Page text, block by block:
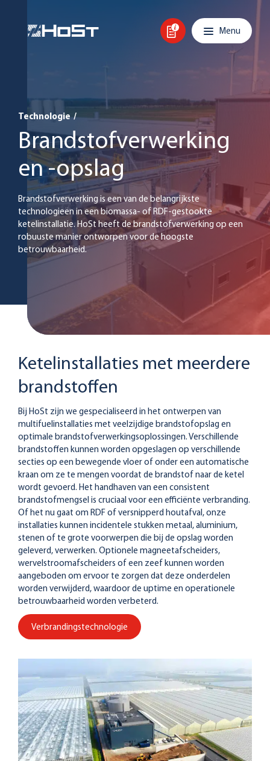
Hoofdnavigatie
Menu
Technologie /
Brandstofverwerking
en -opslag
Brandstofverwerking is een van de belangrijkste
technologieën in een biomassa- of RDF-gestookte
ketelinstallatie. HoSt heeft de brandstofverwerking op een
robuuste manier ontworpen voor de hoogste
betrouwbaarheid.
Ketelinstallaties met meerdere
brandstoffen
Bij HoSt zijn we gespecialiseerd in het ontwerpen van
multifuelinstallaties met veelzijdige brandstofopslag en
optimale brandstofverwerkingsoplossingen. Verschillende
brandstoffen kunnen worden opgeslagen op verschillende
secties op een bewegende vloer of onder een automatische
kraan om ze te mengen voordat de brandstof naar de ketel
wordt gevoerd. Het handhaven van een consistent
brandstofmengsel is cruciaal voor een efficiënte verbranding.
Of het nu gaat om RDF of versnipperd houtafval, onze
installaties kunnen incidentele stukken metaal, aluminium,
stenen of te grote voorwerpen die bij de opslag worden
geleverd, verwerken. Optionele magneetafscheiders,
wervelstroomafscheiders of een zeef kunnen worden
aangeboden om ervoor te zorgen dat deze onderdelen
worden verwijderd, waardoor de uptime en operationele
betrouwbaarheid worden verbeterd.
Verbrandingstechnologie